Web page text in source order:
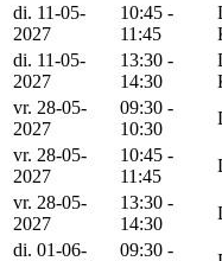
di. 11-05-
2027
10:45 -
11:45
di. 11-05-
2027
13:30 -
14:30
vr. 28-05-
2027
09:30 -
10:30
vr. 28-05-
2027
10:45 -
11:45
vr. 28-05-
2027
13:30 -
14:30
di. 01-06-
09:30 -